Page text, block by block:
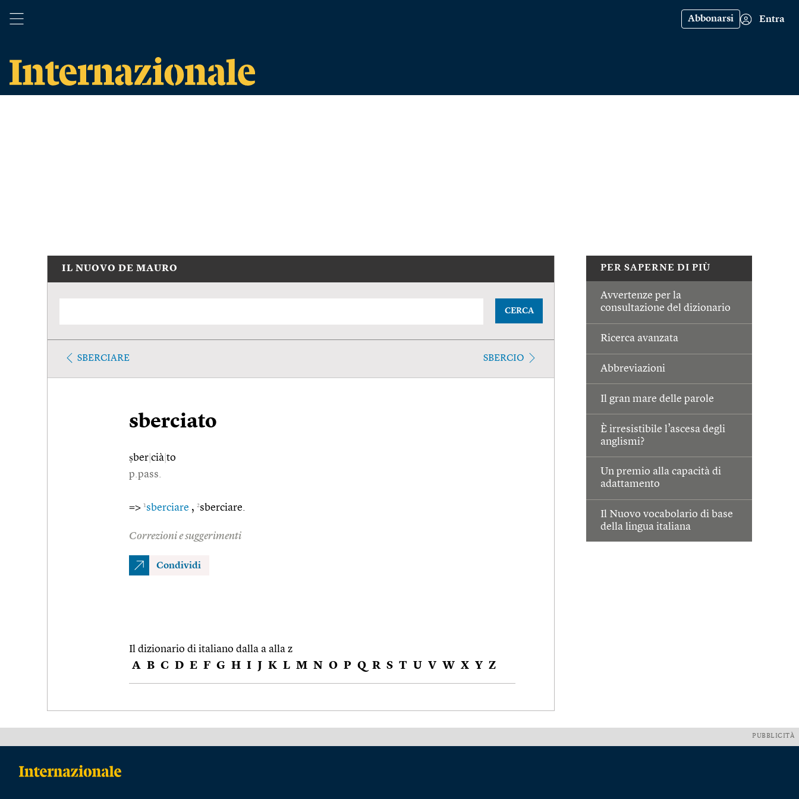
Abbonarsi Entra
PER SAPERNE DI PIÙ
Avvertenze per la
consultazione del dizionario
Ricerca avanzata
Abbreviazioni
Il gran mare delle parole
È irresistibile l’ascesa degli
anglismi?
Un premio alla capacità di
adattamento
Il Nuovo vocabolario di base
della lingua italiana
IL NUOVO DE MAURO
CERCA
SBERCIARE SBERCIO
sberciato
ṣber cià to
p.pass.
=> 1sberciare , 2sberciare.
Correzioni e suggerimenti
Condividi
Il dizionario di italiano dalla a alla z
A B C D E F G H I J K L M N O P Q R S T U V W X Y Z
PUBBLICITÀ